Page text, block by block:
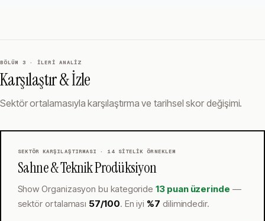
BÖLÜM 3 · İLERI ANALIZ
Karşılaştır & İzle
Sektör ortalamasıyla karşılaştırma ve tarihsel skor değişimi.
SEKTÖR KARŞILAŞTIRMASI · 14SITELIK ÖRNEKLEM
Sahne & Teknik Prodüksiyon
Show Organizasyon bu kategoride13 puan üzerinde —
sektör ortalaması 57/100. En iyi %7 dilimindedir.